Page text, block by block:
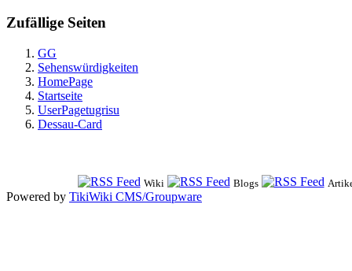
Zufällige Seiten
GG
Sehenswürdigkeiten
HomePage
Startseite
UserPagetugrisu
Dessau-Card
Wiki Blogs
Powered by TikiWiki CMS/Groupware